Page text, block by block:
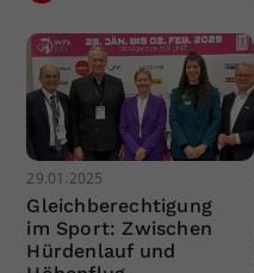
29.01.2025
Gleichberechtigung
im Sport: Zwischen
Hürdenlauf und